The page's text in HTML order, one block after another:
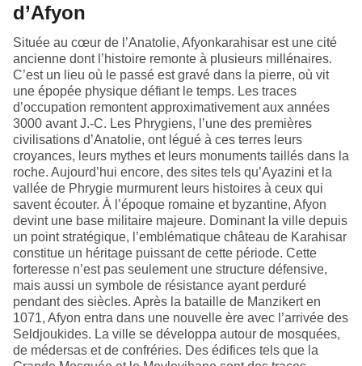
d’Afyon
Située au cœur de l’Anatolie, Afyonkarahisar est une cité
ancienne dont l’histoire remonte à plusieurs millénaires.
C’est un lieu où le passé est gravé dans la pierre, où vit
une épopée physique défiant le temps. Les traces
d’occupation remontent approximativement aux années
3000 avant J.-C. Les Phrygiens, l’une des premières
civilisations d’Anatolie, ont légué à ces terres leurs
croyances, leurs mythes et leurs monuments taillés dans la
roche. Aujourd’hui encore, des sites tels qu’Ayazini et la
vallée de Phrygie murmurent leurs histoires à ceux qui
savent écouter. À l’époque romaine et byzantine, Afyon
devint une base militaire majeure. Dominant la ville depuis
un point stratégique, l’emblématique château de Karahisar
constitue un héritage puissant de cette période. Cette
forteresse n’est pas seulement une structure défensive,
mais aussi un symbole de résistance ayant perduré
pendant des siècles. Après la bataille de Manzikert en
1071, Afyon entra dans une nouvelle ère avec l’arrivée des
Seldjoukides. La ville se développa autour de mosquées,
de médersas et de confréries. Des édifices tels que la